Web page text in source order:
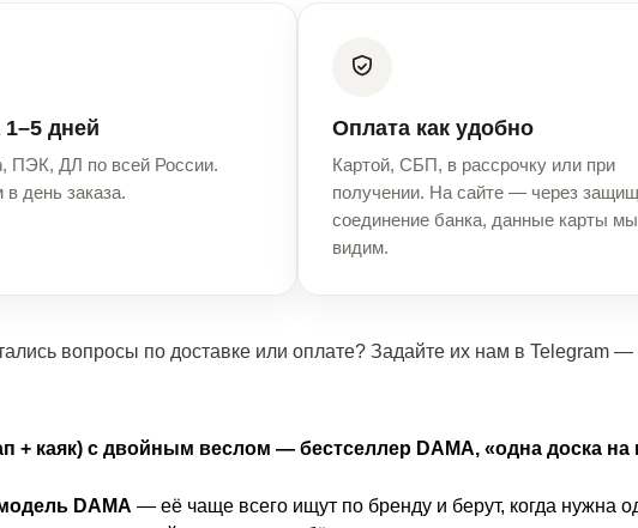
дней
ПЭК, ДЛ по всей России.
день заказа.
Оплата как удобно
Картой, СБП, в рассрочку или при
получении. На сайте — через
соединение банка, данные карты
видим.
вопросы по доставке или оплате? Задайте их нам в Telegram —
+ каяк) с двойным веслом — бестселлер DAMA, «одна доска на
DAMA — её чаще всего ищут по бренду и берут, когда нужна